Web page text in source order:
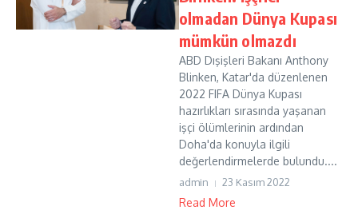
olmadan Dünya Kupası
mümkün olmazdı
ABD Dışişleri Bakanı Anthony
Blinken, Katar'da düzenlenen
2022 FIFA Dünya Kupası
hazırlıkları sırasında yaşanan
işçi ölümlerinin ardından
Doha'da konuyla ilgili
değerlendirmelerde bulundu....
admin 23 Kasım 2022
Read More